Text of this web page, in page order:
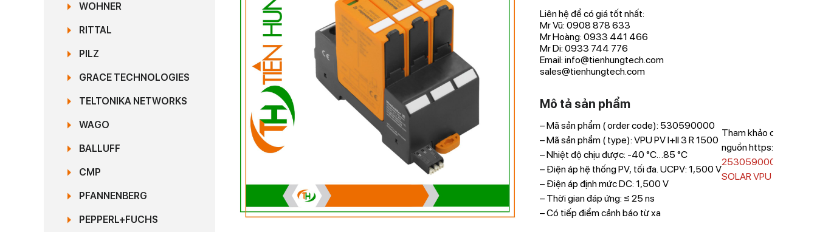
WOHNER
RITTAL
PILZ
GRACE TECHNOLOGIES
TELTONIKA NETWORKS
WAGO
BALLUFF
CMP
PFANNENBERG
PEPPERL+FUCHS
Liên hệ để có giá tốt nhất:
Mr Vũ: 0908 878 633
Mr Hoàng: 0933 441 466
Mr Di: 0933 744 776
Email: info@tienhungtech.com
sales@tienhungtech.com
Mô tả sản phẩm
– Mã sản phẩm ( order code): 530590000
– Mã sản phẩm ( type): VPU PV I+II 3 R 1500
– Nhiệt độ chịu được: -40 °C…85 °C
– Điện áp hệ thống PV, tối đa. UCPV: 1,500 V
– Điện áp định mức DC: 1,500 V
– Thời gian đáp ứng: ≤ 25 ns
– Có tiếp điểm cảnh báo từ xa
Tham khảo catalog
nguồn https://
2530590000 – BỘ
SOLAR VPU PV I+II 3